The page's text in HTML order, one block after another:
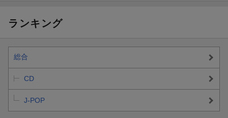
いますので、お早めに会場でお待ち頂けますと幸いです。
▼個別トーク会：通常盤2枚＋メンバー盤1枚の計3枚購入で1回参
加 (ご希望のメンバー1名とのトーク会になります)
▼ハイタッチ会：通常盤2枚の購入で1回参加 (メンバー全員との
ハイタッチ会になります)
予約購入ごとに1回抽選に参加頂けます。ご当選者様30名限定のメ
NUMBER（(通
常盤A+通常盤B
【3枚セッ
ト】）【会場予
【7/5(日)宮城】)
ランキング
総合
CD
J-POP